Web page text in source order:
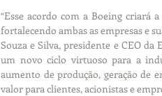
“Esse acordo com a Boeing criará
fortalecendo ambas as empresas e
Souza e Silva, presidente e CEO
um novo ciclo virtuoso para a
aumento de produção, geração de
valor para clientes, acionistas e